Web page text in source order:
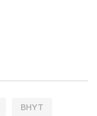
BHYT